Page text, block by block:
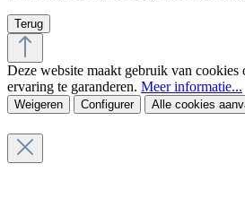
Terug
Deze website maakt gebruik van cookies
ervaring te garanderen. Meer informatie...
Weigeren Configurer Alle cookies